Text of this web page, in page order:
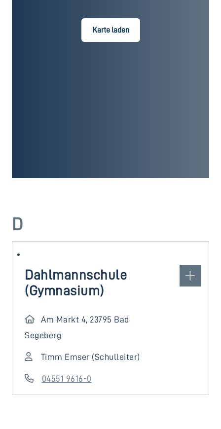
Karte laden
D
Dahlmannschule
(Gymnasium)
Am Markt 4, 23795 Bad
Segeberg
Timm Emser (Schulleiter)
04551 9616-0